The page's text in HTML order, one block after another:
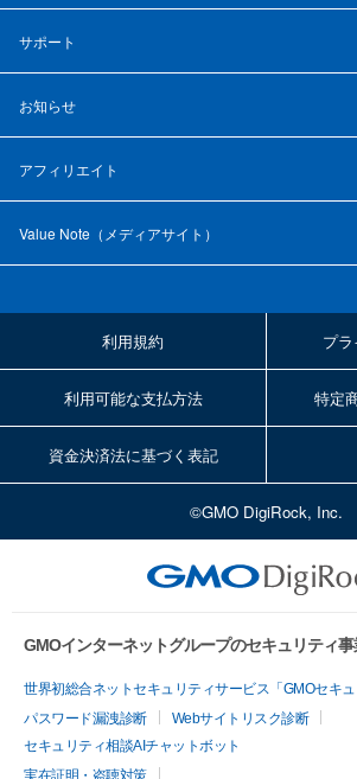
サポート
お知らせ
アフィリエイト
Value Note（ メディアサイト ）
利用規約 プ
利用可能な支払方法 特定
資金決済法に基づく表記
©GMO DigiRock, Inc.
GMOインターネットグループのセキュリティ
世界初総合ネットセキュリティサービス「GMOセキュ
パスワード漏洩診断
Webサイトリスク診断
セキュリティ相談AIチャットボット
実在証明・盗聴対策